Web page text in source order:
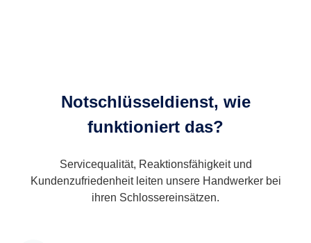
Notschlüsseldienst, wie
funktioniert das?
Servicequalität, Reaktionsfähigkeit und
Kundenzufriedenheit leiten unsere Handwerker bei
ihren Schlossereinsätzen.